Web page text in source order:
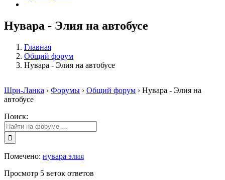
Нувара - Элия на автобусе
Главная
Общий форум
Нувара - Элия на автобусе
Шри-Ланка › Форумы › Общий форум › Нувара - Элия на
автобусе
Поиск:
Помечено: нувара элия
Просмотр 5 веток ответов